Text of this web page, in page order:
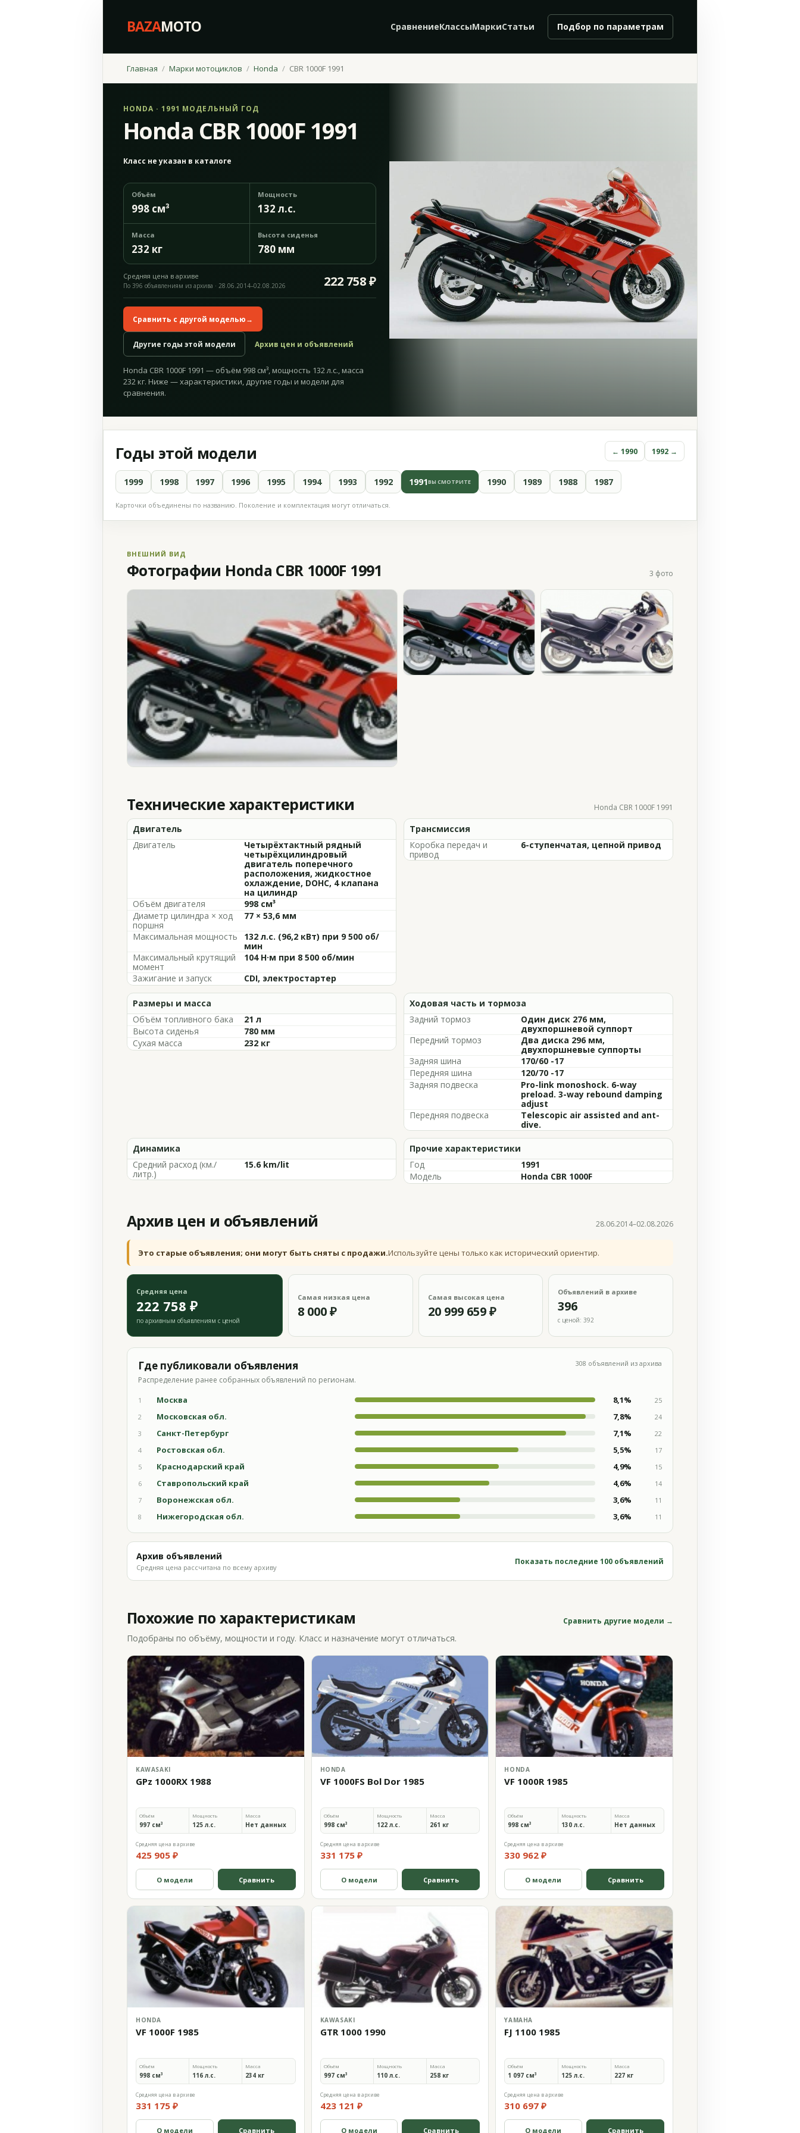
BAZAMOTO СравнениеКлассыМаркиСтатьи Подбор по параметрам
Главная Марки мотоциклов Honda CBR 1000F 1991
HONDA · 1991 МОДЕЛЬНЫЙ ГОД
Honda CBR 1000F 1991
Класс не указан в каталоге
Объём
998 см³
Мощность
132 л.с.
Масса
232 кг
Высота сиденья
780 мм
Средняя цена в архиве 222 758 ₽
По 396 объявлениям из архива · 28.06.2014–02.08.2026
Сравнить с другой моделью→
Другие годы этой модели Архив цен и объявлений
Honda CBR 1000F 1991 — объём 998 см³, мощность 132 л.с., масса
232 кг. Ниже — характеристики, другие годы и модели для
сравнения.
Годы этой модели ← 1990 1992 →
1999 1998 1997 1996 1995 1994 1993 1992 1991ВЫ СМОТРИТЕ 1990 1989 1988 1987
Карточки объединены по названию. Поколение и комплектация могут отличаться.
ВНЕШНИЙ ВИД
Фотографии Honda CBR 1000F 1991 3 фото
Технические характеристики Honda CBR 1000F 1991
Двигатель
Двигатель
Четырёхтактный рядный
четырёхцилиндровый
двигатель поперечного
расположения, жидкостное
охлаждение, DOHC, 4 клапана
на цилиндр
Объём двигателя
998 см³
Диаметр цилиндра × ход
поршня
77 × 53,6 мм
Максимальная мощность
132 л.с. (96,2 кВт) при 9 500 об/
мин
Максимальный крутящий
момент
104 Н·м при 8 500 об/мин
Зажигание и запуск
CDI, электростартер
Трансмиссия
Коробка передач и
привод
6-ступенчатая, цепной привод
Размеры и масса
Объём топливного бака
21 л
Высота сиденья
780 мм
Сухая масса
232 кг
Ходовая часть и тормоза
Задний тормоз
Один диск 276 мм,
двухпоршневой суппорт
Передний тормоз
Два диска 296 мм,
двухпоршневые суппорты
Задняя шина
170/60 -17
Передняя шина
120/70 -17
Задняя подвеска
Pro-link monoshock. 6-way
preload. 3-way rebound damping
adjust
Передняя подвеска
Telescopic air assisted and ant-
dive.
Динамика
Средний расход (км./
литр.)
15.6 km/lit
Прочие характеристики
Год
1991
Модель
Honda CBR 1000F
Архив цен и объявлений 28.06.2014–02.08.2026
Это старые объявления; они могут быть сняты с продажи.Используйте цены только как исторический ориентир.
Средняя цена
222 758 ₽
по архивным объявлениям с ценой
Самая низкая цена
8 000 ₽
Самая высокая цена
20 999 659 ₽
Объявлений в архиве
396
с ценой: 392
Где публиковали объявления
Распределение ранее собранных объявлений по регионам.
308 объявлений из архива
1 Москва 8,1%
25
2
Московская обл. 7,8%
24
3
Санкт-Петербург 7,1%
22
4
Ростовская обл. 5,5%
17
5
Краснодарский край 4,9%
15
6
Ставропольский край 4,6%
14
7
Воронежская обл. 3,6%
11
8
Нижегородская обл. 3,6% 11
Архив объявлений
Средняя цена рассчитана по всему архиву
Показать последние 100 объявлений
Похожие по характеристикам Сравнить другие модели →
Подобраны по объёму, мощности и году. Класс и назначение могут отличаться.
KAWASAKI
GPz 1000RX 1988
Объём
997 см³
Мощность
125 л.с.
Масса
Нет данных
Средняя цена в архиве
425 905 ₽
О модели Сравнить
HONDA
VF 1000FS Bol Dor 1985
Объём
998 см³
Мощность
122 л.с.
Масса
261 кг
Средняя цена в архиве
331 175 ₽
О модели Сравнить
HONDA
VF 1000R 1985
Объём
998 см³
Мощность
130 л.с.
Масса
Нет данных
Средняя цена в архиве
330 962 ₽
О модели Сравнить
HONDA
VF 1000F 1985
Объём
998 см³
Мощность
116 л.с.
Масса
234 кг
Средняя цена в архиве
331 175 ₽
О модели Сравнить
KAWASAKI
GTR 1000 1990
Объём
997 см³
Мощность
110 л.с.
Масса
258 кг
Средняя цена в архиве
423 121 ₽
О модели Сравнить
YAMAHA
FJ 1100 1985
Объём
1 097 см³
Мощность
125 л.с.
Масса
227 кг
Средняя цена в архиве
310 697 ₽
О модели Сравнить